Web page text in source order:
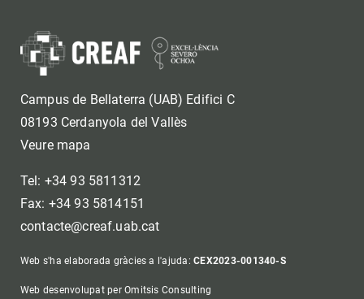
Campus de Bellaterra (UAB) Edifici C
08193 Cerdanyola del Vallès
Veure mapa
Tel: +34 93 5811312
Fax: +34 93 5814151
contacte@creaf.uab.cat
Web s'ha elaborada gràcies a l'ajuda:CEX2023-001340-S
Web desenvolupat per Omitsis Consulting